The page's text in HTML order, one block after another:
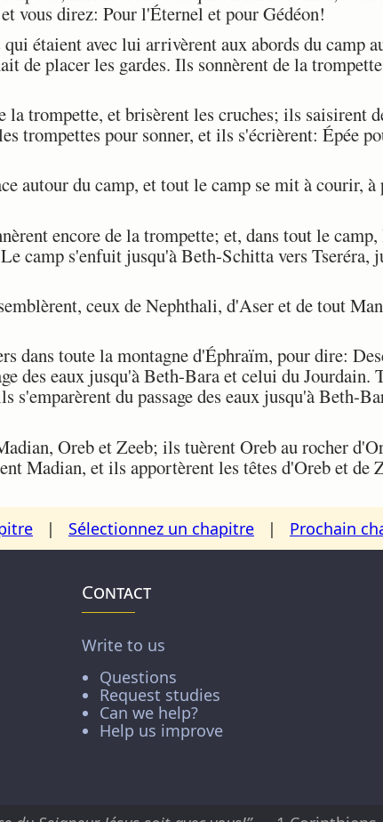
vous direz: Pour l'Éternel et pour Gédéon!
étaient avec lui arrivèrent aux abords du camp
de placer les gardes. Ils sonnèrent de la
la trompette, et brisèrent les cruches; ils saisirent
trompettes pour sonner, et ils s'écrièrent: Épée
autour du camp, et tout le camp se mit à courir, à
encore de la trompette; et, dans tout le
camp s'enfuit jusqu'à Beth-Schitta vers Tseréra,
ceux de Nephthali, d'Aser et de tout
dans toute la montagne d'Éphraïm, pour dire:
des eaux jusqu'à Beth-Bara et celui du Jourdain.
s'emparèrent du passage des eaux jusqu'à Beth-
Oreb et Zeeb; ils tuèrent Oreb au rocher
Madian, et ils apportèrent les têtes d'Oreb et de
| Sélectionnez un chapitre | Prochain
Contact
Write to us
Questions
Request studies
Can we help?
Help us improve